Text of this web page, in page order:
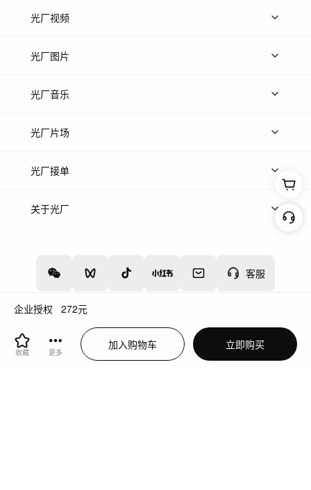
企业授权 272元
收藏 更多
加入购物车 立即购买
客服
光厂视频
上传视频
光厂图片
上传图片
光厂音乐
热门音乐
光厂片场
上传案例
光厂接单
上架服务
关于光厂
增值电信业务经营许可证：川B2-20160192 蜀ICP备12020238号-4
川公网安备51019002000262
违法和不良信息举报中心